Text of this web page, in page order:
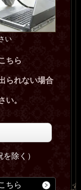
い
ちら
られない場合
い。
除く）
ちら